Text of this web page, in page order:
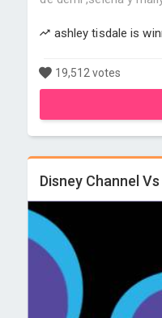
ashley tisdale is
19,512 votes
Disney Channel